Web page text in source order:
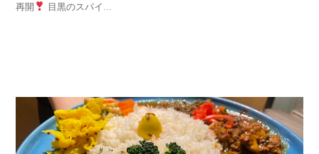
再開
目黒のスパイ